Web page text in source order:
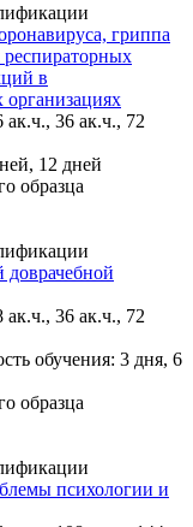
гриппа
в
организациях
ак.ч., 36 ак.ч., 72
12 дней
образца
доврачебной
ак.ч., 36 ак.ч., 72
обучения: 3 дня, 6
образца
психологии и